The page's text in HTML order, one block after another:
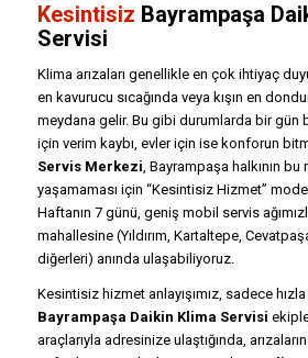
Kesintisiz Bayrampaşa
Servisi
Klima arızaları genellikle en çok ihtiyaç
en kavurucu sıcağında veya kışın en
meydana gelir. Bu gibi durumlarda bir gün
için verim kaybı, evler için ise konforun
Servis Merkezi, Bayrampaşa halkının bu
yaşamaması için “Kesintisiz Hizmet”
Haftanın 7 günü, geniş mobil servis
mahallesine (Yıldırım, Kartaltepe,
diğerleri) anında ulaşabiliyoruz.
Kesintisiz hizmet anlayışımız, sadece hızla
Bayrampaşa Daikin Klima Servisi
araçlarıyla adresinize ulaştığında,